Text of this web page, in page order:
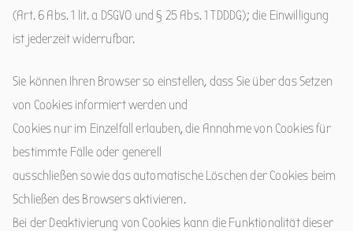
(Art. 6 Abs. 1 lit. a DSGVO und § 25 Abs. 1 TDDDG); die Einwilligung
ist jederzeit widerrufbar.
Sie können Ihren Browser so einstellen, dass Sie über das Setzen
von Cookies informiert werden und
Cookies nur im Einzelfall erlauben, die Annahme von Cookies für
bestimmte Fälle oder generell
ausschließen sowie das automatische Löschen der Cookies beim
Schließen des Browsers aktivieren.
Bei der Deaktivierung von Cookies kann die Funktionalität dieser